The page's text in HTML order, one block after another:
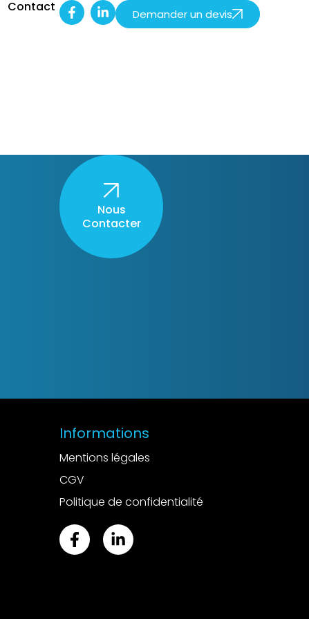
Contact Demander un devis
Nous
Contacter
Informations
Mentions légales
CGV
Politique de confidentialité